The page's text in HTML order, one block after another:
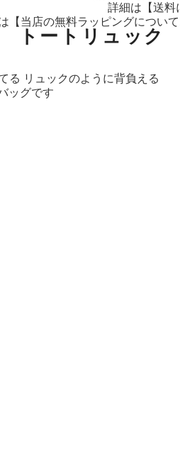
詳細は 【送料
【当店の無料ラッピングについて
トートリュック
る リュックのように背負える
ッグです